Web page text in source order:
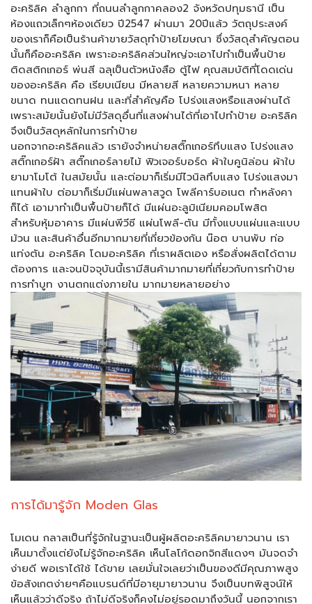
อะคริลิค ลำลูกกา ที่ถนนลำลูกกาคลอง2 จังหวัดปทุมธานี เป็น
ห้องแถวเล็กๆห้องเดียว ปี2547 ผ่านมา 20ปีแล้ว วัตถุประสงค์
ของเราก็คือเป็นร้านค้าขายวัสดุทำป้ายโฆษณา ซึ่งวัสดุสำคัญตอน
นั้นก็คืออะคริลิค เพราะอะคริลิคส่วนใหญ่จะเอาไปทำเป็นพื้นป้าย
ติดสติกเกอร์ พ่นสี ฉลุเป็นตัวหนังสือ ตู้ไฟ คุณสมบัติที่โดดเด่น
ของอะคริลิค คือ เรียบเนียน มีหลายสี หลายความหนา หลาย
ขนาด ทนแดดทนฝน และที่สำคัญคือ โปร่งแสงหรือแสงผ่านได้
เพราะสมัยนั้นยังไม่มีวัสดุอื่นที่แสงผ่านได้ที่เอาไปทำป้าย อะคริลิค
จึงเป็นวัสดุหลักในการทำป้าย
นอกจากอะคริลิคแล้ว เรายังจำหน่ายสติ๊กเกอร์ทึบแสง โปร่งแสง
สติ๊กเกอร์ฝ้า สติ๊กเกอร์ลายไม้ ฟิวเจอร์บอร์ด ผ้าใบคูนิล่อน ผ้าใบ
ยามาโมโต้ ในสมัยนั้น และต่อมาก็เริ่มมีไวนิลทึบแสง โปร่งแสงมา
แทนผ้าใบ ต่อมาก็เริ่มมีแผ่นพลาสวูด โพลีคาร์บอเนต ทำหลังคา
ก็ได้ เอามาทำเป็นพื้นป้ายก็ได้ มีแผ่นอะลูมิเนียมคอมโพสิต
สำหรับหุ้มอาคาร มีแผ่นพีวีซี แผ่นโพลี-ตัน มีทั้งแบบแผ่นและแบบ
ม้วน และสินค้าอื่นอีกมากมายที่เกี่ยวข้องกัน น๊อต บานพับ ท่อ
แท่งตัน อะคริลิค โดมอะคริลิค ที่เราผลิตเอง หรือสั่งผลิตได้ตาม
ต้องการ และจนปัจจุบันนี้เรามีสินค้ามากมายที่เกี่ยวกับการทำป้าย
การทำบูท งานตกแต่งภายใน มากมายหลายอย่าง
การได้มารู้จัก Moden Glas
โมเดน กลาสเป็นที่รู้จักในฐานะเป็นผู้ผลิตอะคริลิคมายาวนาน เรา
เห็นมาตั้งแต่ยังไม่รู้จักอะคริลิค เห็นโลโก้ดอกจิกสีแดงๆ มันจดจำ
ง่ายดี พอเราได้ใช้ ได้ขาย เลยมั่นใจเลยว่าเป็นของดีมีคุณภาพสูง
ข้อสังเกตง่ายๆคือแบรนด์ที่มีอายุมายาวนาน จึงเป็นบทพิสูจน์ให้
เห็นแล้วว่าดีจริง ถ้าไม่ดีจริงก็คงไม่อยู่รอดมาถึงวันนี้ นอกจากเรา